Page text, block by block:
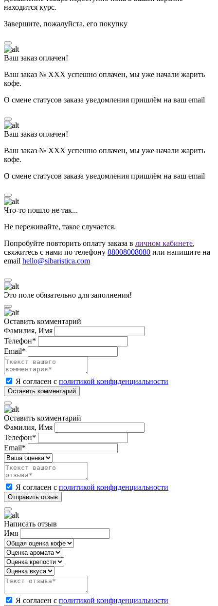
находится курс.
Завершите, пожалуйста, его покупку
Ваш заказ оплачен!
Ваш заказ № ХХХ успешно оплачен, мы уже начали жарить
кофе.
О смене статусов заказа уведомления пришлём на ваш email
Ваш заказ оплачен!
Ваш заказ № ХХХ успешно оплачен, мы уже начали жарить
кофе.
О смене статусов заказа уведомления пришлём на ваш email
Что-то пошло не так...
Не переживайте, такое случается.
Попробуйте повторить оплату заказа в личном кабинете,
свяжитесь с нами по телефону 88008008080 или напишите на
email hello@sibaristica.com
Это поле обязательно для заполнения!
Оставить комментарий
Фамилия, Имя
Телефон*
Email*
Я согласен с политикой конфиденциальности
Оставить комментарий
Фамилия, Имя
Телефон*
Email*
Я согласен с политикой конфиденциальности
Написать отзыв
Имя
Я согласен с политикой конфиденциальности